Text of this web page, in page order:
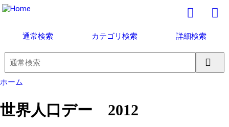
通常検索 カテゴリ検索 詳細検索
ホーム
世界人口デー 2012